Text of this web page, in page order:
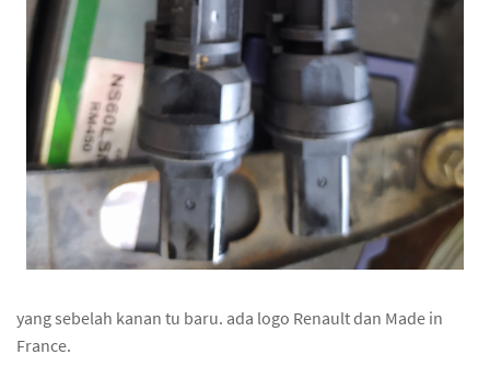
yang sebelah kanan tu baru. ada logo Renault dan Made in
France.